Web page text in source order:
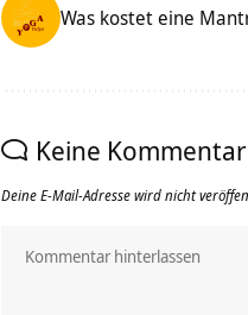
Was kostet eine
Keine
Deine E-Mail-Adresse wird nicht